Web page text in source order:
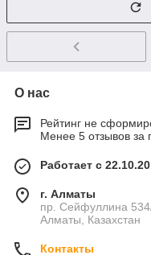
О нас
Рейтинг не
Менее 5 отзывов за
Работает с
г. Алматы
пр. Сейфуллина
Алматы, Казахстан
Контакты